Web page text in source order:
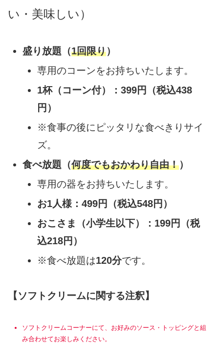
い・美味しい）
盛り放題（1回限り）
専用のコーンをお持ちいたします。
1杯（コーン付）：399円（税込438
円）
※食事の後にピッタリな食べきりサイ
ズ。
食べ放題（何度でもおかわり自由！）
専用の器をお持ちいたします。
お1人様：499円（税込548円）
おこさま（小学生以下）：199円（税
込218円）
※食べ放題は120分です。
【ソフトクリームに関する注釈】
ソフトクリームコーナーにて、お好みのソース・トッピングと組
み合わせてお楽しみください。